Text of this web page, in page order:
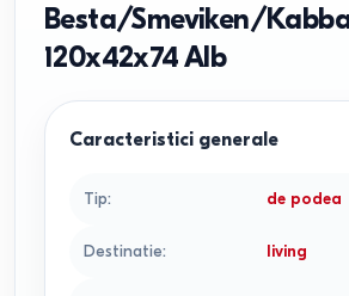
Besta/Smeviken/
120x42x74 Alb
Caracteristici generale
Tip: de podea
Destinatie: living